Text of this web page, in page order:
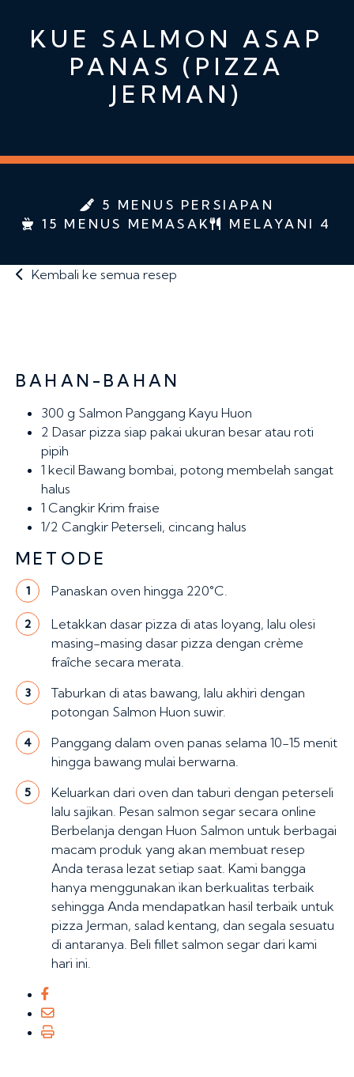
KUE SALMON ASAP
PANAS (PIZZA
JERMAN)
5 MENUS PERSIAPAN
15 MENUS MEMASAK
MELAYANI 4
Kembali ke semua resep
BAHAN-BAHAN
300 g Salmon Panggang Kayu Huon
2 Dasar pizza siap pakai ukuran besar atau roti
pipih
1 kecil Bawang bombai, potong membelah sangat
halus
1 Cangkir Krim fraise
1/2 Cangkir Peterseli, cincang halus
METODE
1 Panaskan oven hingga 220°C.
2
Letakkan dasar pizza di atas loyang, lalu olesi
masing-masing dasar pizza dengan crème
fraîche secara merata.
3
Taburkan di atas bawang, lalu akhiri dengan
potongan Salmon Huon suwir.
4
Panggang dalam oven panas selama 10-15 menit
hingga bawang mulai berwarna.
5
Keluarkan dari oven dan taburi dengan peterseli
lalu sajikan. Pesan salmon segar secara online
Berbelanja dengan Huon Salmon untuk berbagai
macam produk yang akan membuat resep
Anda terasa lezat setiap saat. Kami bangga
hanya menggunakan ikan berkualitas terbaik
sehingga Anda mendapatkan hasil terbaik untuk
pizza Jerman, salad kentang, dan segala sesuatu
di antaranya. Beli fillet salmon segar dari kami
hari ini.